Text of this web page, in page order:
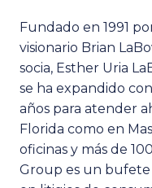
Fundado en 1991
visionario Brian
socia, Esther Uria
se ha expandido
años para atender
Florida como en
oficinas y más de
Group es un bufete